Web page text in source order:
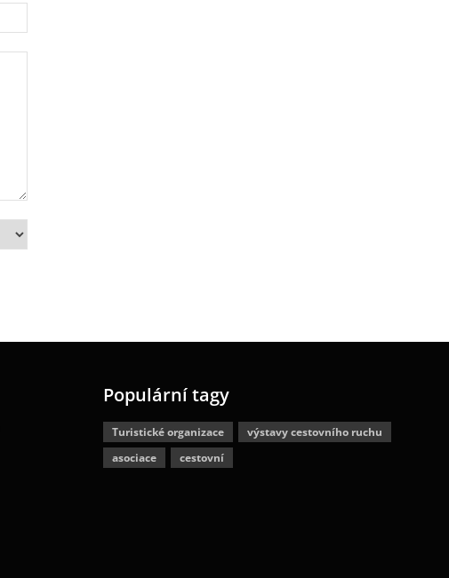
Populární tagy
Turistické organizace
výstavy cestovního ruchu
asociace
cestovní